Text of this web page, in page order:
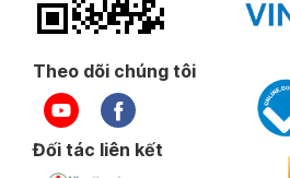
Theo dõi chúng tôi
Đối tác liên kết